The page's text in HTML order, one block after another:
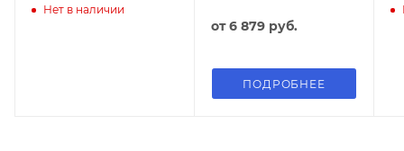
Нет в наличии
от6 879 руб.
ПОДРОБНЕЕ